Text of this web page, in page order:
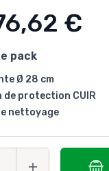
€
pack
Ø 28 cm
de protection CUIR
nettoyage